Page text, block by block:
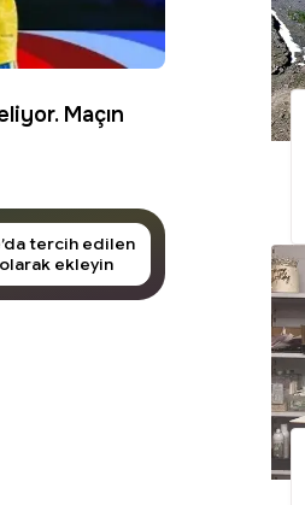
Maçın
tercih edilen
ekleyin